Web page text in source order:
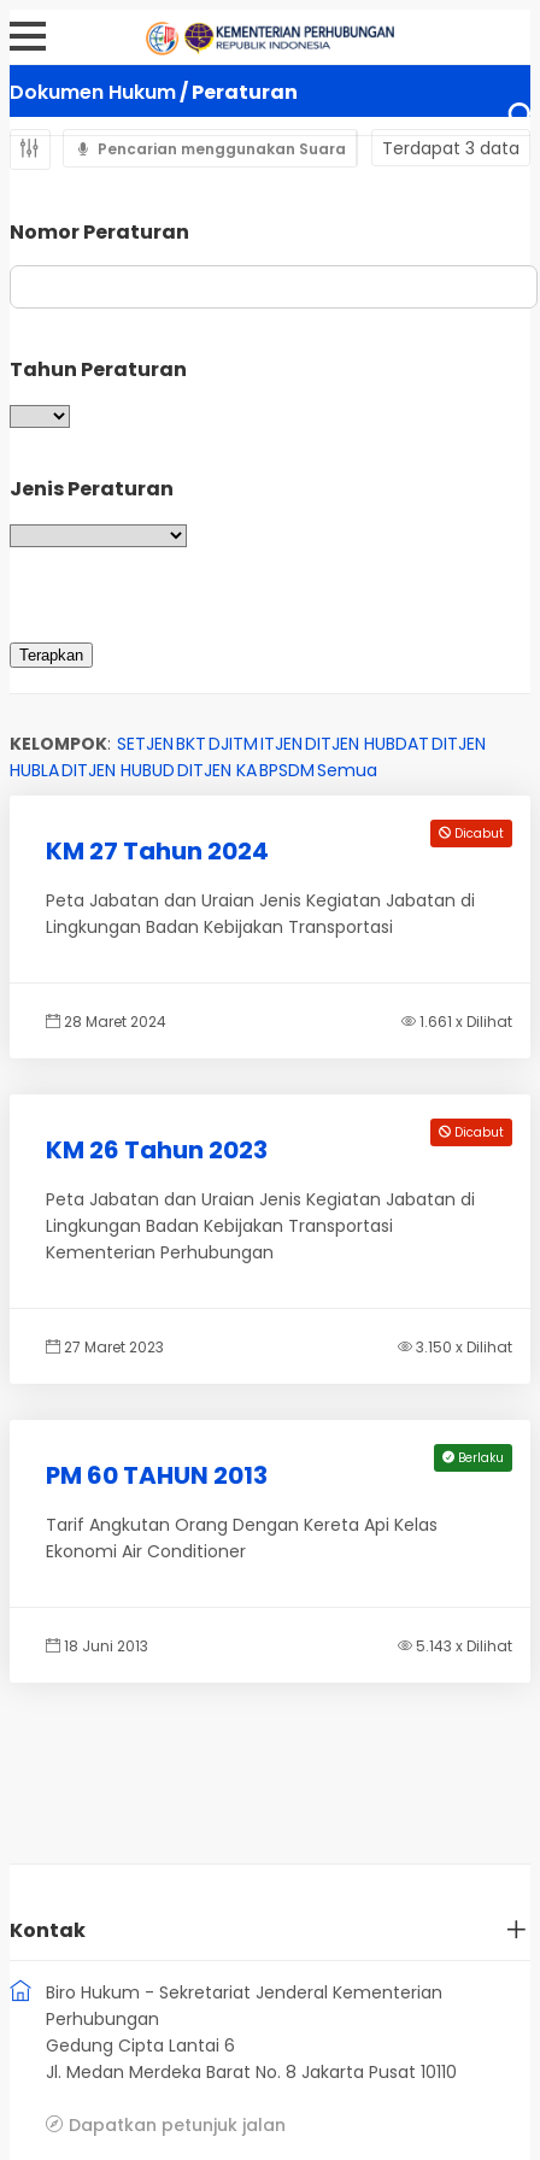
Dokumen Hukum/ Peraturan
Pencarian menggunakan Suara Terdapat 3 data
Nomor Peraturan
Tahun Peraturan
Jenis Peraturan
KELOMPOK: SETJENBKTDJITMITJENDITJEN HUBDATDITJEN
HUBLADITJEN HUBUDDITJEN KABPSDMSemua
Dicabut
KM 27 Tahun 2024
Peta Jabatan dan Uraian Jenis Kegiatan Jabatan di
Lingkungan Badan Kebijakan Transportasi
28 Maret 2024 1.661 x Dilihat
Dicabut
KM 26 Tahun 2023
Peta Jabatan dan Uraian Jenis Kegiatan Jabatan di
Lingkungan Badan Kebijakan Transportasi
Kementerian Perhubungan
27 Maret 2023 3.150 x Dilihat
Berlaku
PM 60 TAHUN 2013
Tarif Angkutan Orang Dengan Kereta Api Kelas
Ekonomi Air Conditioner
18 Juni 2013 5.143 x Dilihat
Kontak
Biro Hukum - Sekretariat Jenderal Kementerian
Perhubungan
Gedung Cipta Lantai 6
Jl. Medan Merdeka Barat No. 8 Jakarta Pusat 10110
Dapatkan petunjuk jalan